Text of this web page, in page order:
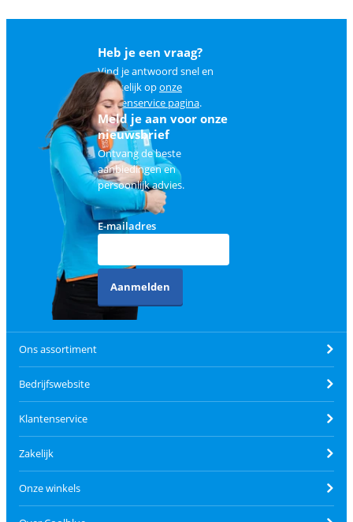
Heb je een vraag?
Vind je antwoord snel en
makkelijk oponze
klantenservice pagina.
Meld je aan voor onze
nieuwsbrief
Ontvang de beste
aanbiedingen en
persoonlijk advies.
E-mailadres
Aanmelden
Ons assortiment
Bedrijfswebsite
Klantenservice
Zakelijk
Onze winkels